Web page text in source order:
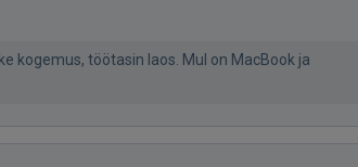
kogemus, töötasin laos. Mul on MacBook ja